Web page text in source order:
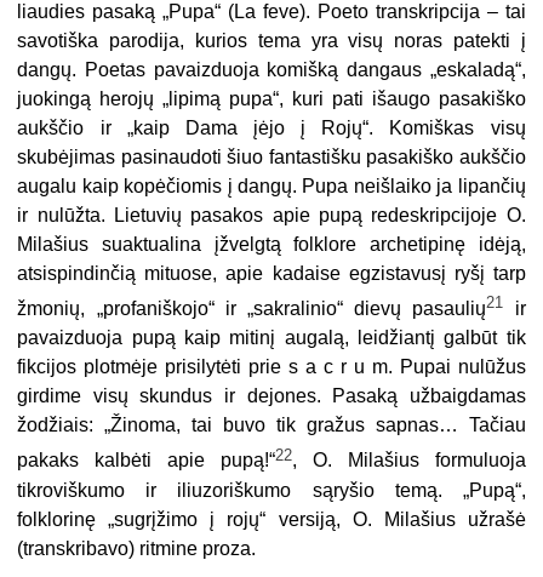
liaudies pasaką „Pupa“ (La feve). Poeto transkripcija – tai
savotiška parodija, kurios tema yra visų noras patekti į
dangų. Poetas pavaizduoja komišką dangaus „eskaladą“,
juokingą herojų „lipimą pupa“, kuri pati išaugo pasakiško
aukščio ir „kaip Dama įėjo į Rojų“. Komiškas visų
skubėjimas pasinaudoti šiuo fantastišku pasakiško aukščio
augalu kaip kopėčiomis į dangų. Pupa neišlaiko ja lipančių
ir nulūžta. Lietuvių pasakos apie pupą redeskripcijoje O.
Milašius suaktualina įžvelgtą folklore archetipinę idėją,
atsispindinčią mituose, apie kadaise egzistavusį ryšį tarp
žmonių, „profaniškojo“ ir „sak­ralinio“ dievų pasaulių21 ir
pavaizduoja pupą kaip mitinį augalą, leidžiantį galbūt tik
fikcijos plotmėje prisilytėti prie s a c r u m. Pupai nulūžus
girdime visų skundus ir dejones. Pasaką užbaigdamas
žodžiais: „Žinoma, tai buvo tik gražus sapnas… Tačiau
pakaks kalbėti apie pupą!“22, O. Milašius formuluoja
tikroviškumo ir iliuzoriškumo sąryšio temą. „Pupą“,
folklorinę „sugrįžimo į rojų“ versiją, O. Milašius užrašė
(transkribavo) ritmine proza.